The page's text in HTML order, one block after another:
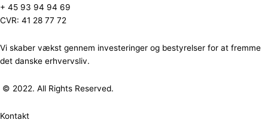
+ 45 93 94 94 69
CVR: 41 28 77 72
Vi skaber vækst gennem investeringer og bestyrelser for at fremme
det danske erhvervsliv.
© 2022. All Rights Reserved.
Kontakt